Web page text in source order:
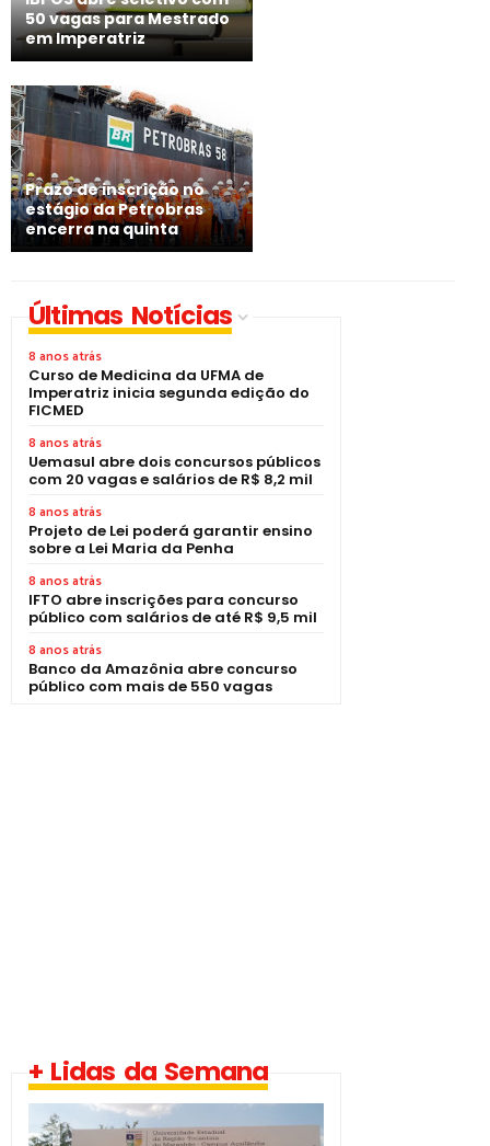
50 vagas para Mestrado
em Imperatriz
Prazo de inscrição no
estágio da Petrobras
encerra na quinta
Últimas Notícias
8 anos atrás
Curso de Medicina da UFMA de
Imperatriz inicia segunda edição do
FICMED
8 anos atrás
Uemasul abre dois concursos públicos
com 20 vagas e salários de R$ 8,2 mil
8 anos atrás
Projeto de Lei poderá garantir ensino
sobre a Lei Maria da Penha
8 anos atrás
IFTO abre inscrições para concurso
público com salários de até R$ 9,5 mil
8 anos atrás
Banco da Amazônia abre concurso
público com mais de 550 vagas
+ Lidas da Semana